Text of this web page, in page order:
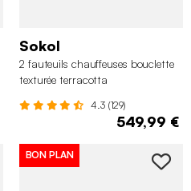
Sokol
2 fauteuils chauffeuses bouclette
texturée terracotta
4.3 (129)
549,99 €
BON PLAN